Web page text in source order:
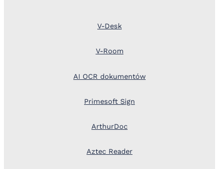
V-Desk
V-Room
AI OCR dokumentów
Primesoft Sign
ArthurDoc
Aztec Reader